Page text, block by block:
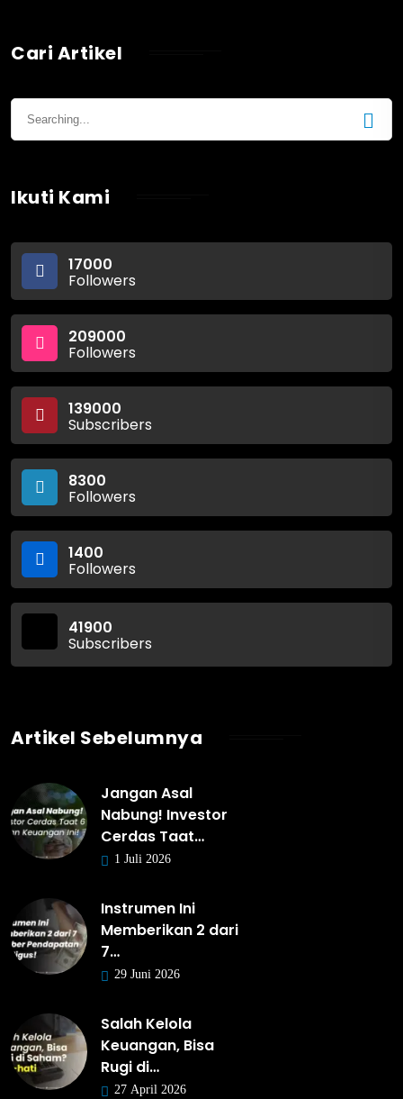
Cari Artikel
Ikuti Kami
17000
Followers
209000
Followers
139000
Subscribers
8300
Followers
1400
Followers
41900
Subscribers
Artikel Sebelumnya
Jangan Asal
Nabung! Investor
Cerdas Taat…
1 Juli 2026
Instrumen Ini
Memberikan 2 dari
7…
29 Juni 2026
Salah Kelola
Keuangan, Bisa
Rugi di…
27 April 2026